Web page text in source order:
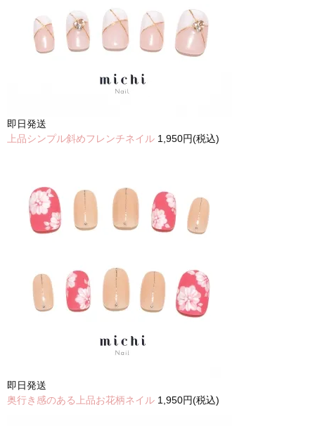
即日発送
上品シンプル斜めフレンチネイル 1,950円(税込)
即日発送
奥行き感のある上品お花柄ネイル 1,950円(税込)